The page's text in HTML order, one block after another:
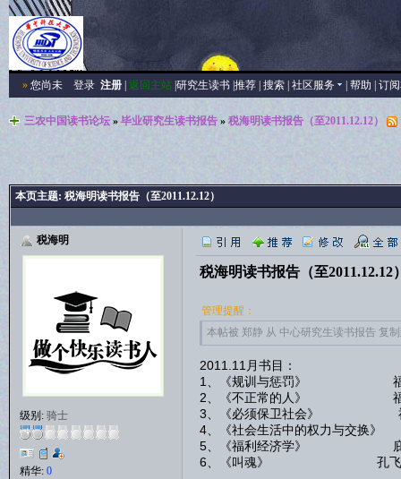
»您尚未 登录 注册| 返回主站| 研究生读书| 推荐| 搜索| 社区服务 帮助 订
三农中国读书论坛» 毕业研究生读书报告» 税海明读书报告（至2011.12.12）
本页主题: 税海明读书报告（至2011.12.12）
税海明
级别: 骑士
精华: 0
税海明读书报告（至2011.12.12
管理提醒：
本帖被 郑静 从 中心研究生读书报告 复
2011.11月书目：
1、《规训与惩罚》 福
2、《不正常的人》 福
3、《必须保卫社会》
4、《社会生活中的权力与交
5、《福利经济学》 庇
6、《叫魂》 孔飞